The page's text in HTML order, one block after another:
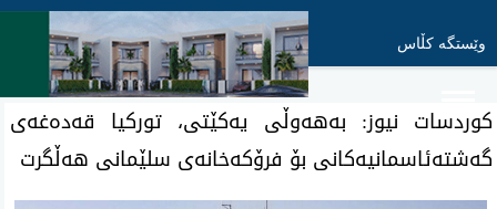
وێستگە کڵاس
كوردسات نیوز: به‌هه‌وڵی‌ یەكێتی، توركیا قەدەغەی
گەشتەئاسمانیەكانی بۆ فرۆكەخانەی سلێمانی هەڵگرت